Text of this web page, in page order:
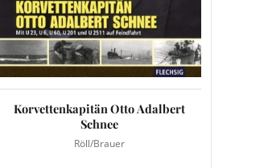
Korvettenkapitän Otto Adalbert
Schnee
Röll/Brauer